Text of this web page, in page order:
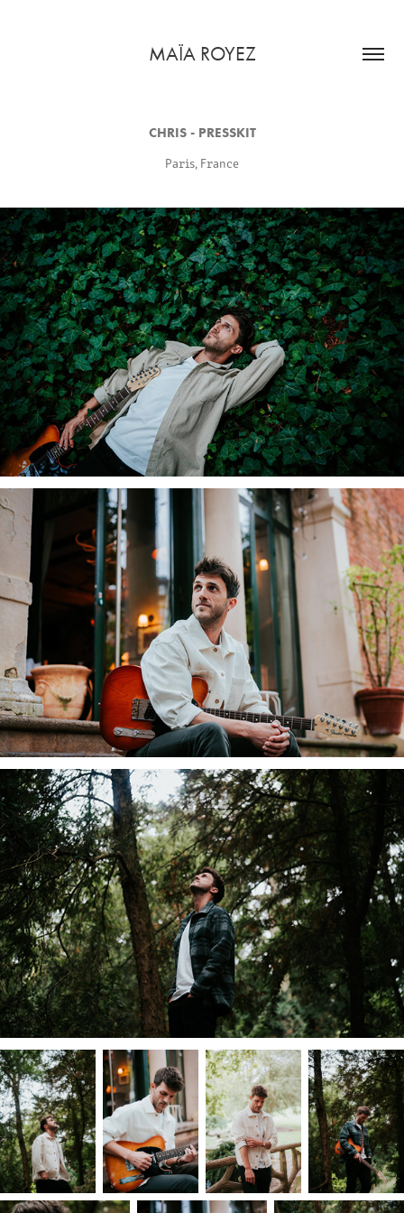
MAÏA ROYEZ
CHRIS - PRESSKIT
Paris, France